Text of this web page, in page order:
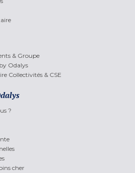
& Groupe
Odalys
Collectivités & CSE
?
cher